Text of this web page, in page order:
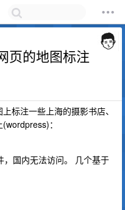
页的地图标注
标注一些上海的摄影书店、
：
国内无法访问。 几个基于